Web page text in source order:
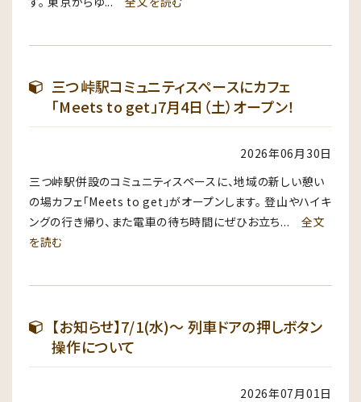
三つ峠駅コミュニティスペースにカフェ
「Meets to get」7月4日（土）オープン！
2026年06月30日
三つ峠駅併設のコミュニティスペースに、地域の新しい憩い
の場カフェ「Meets to get」がオープンします。 登山やハイキ
ングの行き帰り、また電車の待ち時間にぜひお立ち... 全文
を読む
【お知らせ】7/1(水)～ 列車ドアの押しボタン
操作について
2026年07月01日